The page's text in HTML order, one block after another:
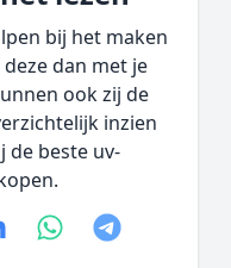
bij het maken
dan met je
ook zij de
inzien
de beste uv-
whatsapp
telegram